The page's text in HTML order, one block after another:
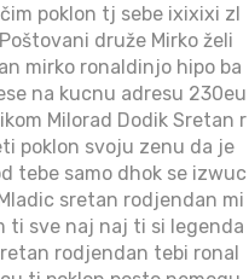
poklon tj sebe ixixixi zl
druže Mirko želi
mirko ronaldinjo hipo ba
na kucnu adresu 230eu
Milorad Dodik Sretan r
poklon svoju zenu da je
tebe samo dhok se izwuc
sretan rodjendan mi
ti sve naj naj ti si legenda
rodjendan tebi ronal